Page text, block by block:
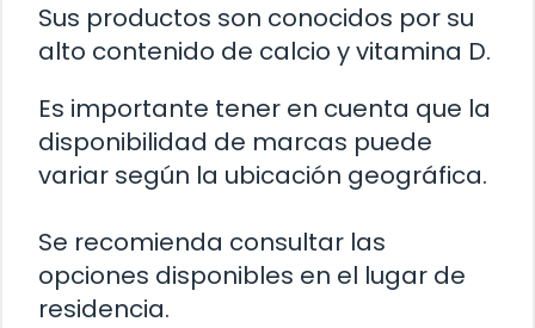
Sus productos son conocidos por su
alto contenido de calcio y vitamina D.
Es importante tener en cuenta que la
disponibilidad de marcas puede
variar según la ubicación geográfica.
Se recomienda consultar las
opciones disponibles en el lugar de
residencia.